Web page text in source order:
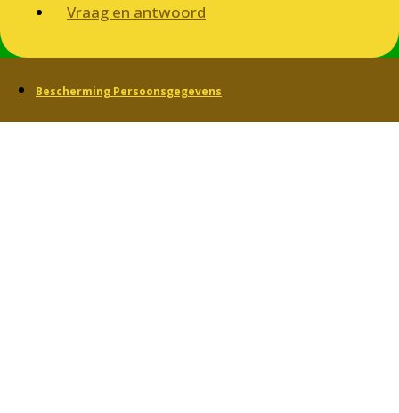
Vraag en antwoord
Bescherming Persoonsgegevens